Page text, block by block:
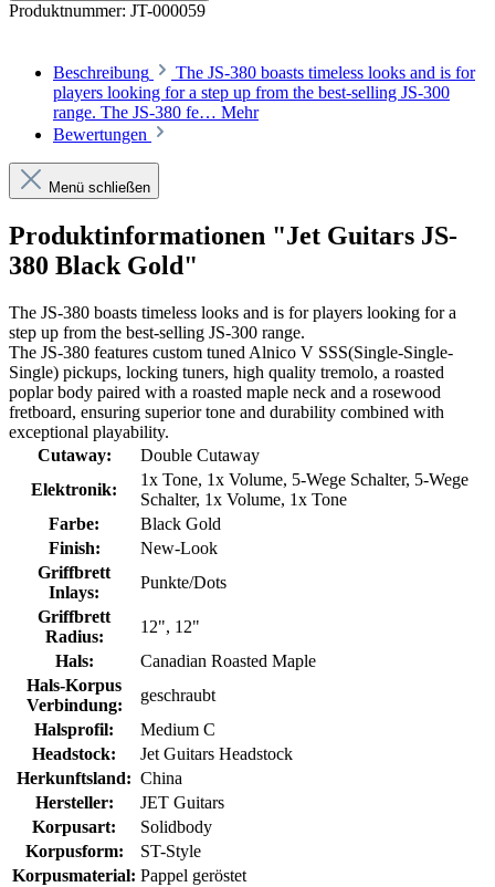
Produktnummer: JT-000059
Beschreibung
The JS-380 boasts timeless looks and is for
players looking for a step up from the best-selling JS-300
range. The JS-380 fe… Mehr
Bewertungen
Menü schließen
Produktinformationen "Jet Guitars JS-
380 Black Gold"
The JS-380 boasts timeless looks and is for players looking for a
step up from the best-selling JS-300 range.
The JS-380 features custom tuned Alnico V SSS(Single-Single-
Single) pickups, locking tuners, high quality tremolo, a roasted
poplar body paired with a roasted maple neck and a rosewood
fretboard, ensuring superior tone and durability combined with
exceptional playability.
Cutaway:
Double Cutaway
Elektronik:
1x Tone, 1x Volume, 5-Wege Schalter, 5-Wege
Schalter, 1x Volume, 1x Tone
Farbe:
Black Gold
Finish:
New-Look
Griffbrett
Inlays:
Punkte/Dots
Griffbrett
Radius:
12", 12"
Hals:
Canadian Roasted Maple
Hals-Korpus
Verbindung:
geschraubt
Halsprofil:
Medium C
Headstock:
Jet Guitars Headstock
Herkunftsland: China
Hersteller:
JET Guitars
Korpusart:
Solidbody
Korpusform:
ST-Style
Korpusmaterial: Pappel geröstet